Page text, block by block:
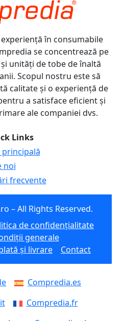
în consumabile
se concentrează pe
unități de tobe de înaltă
Scopul nostru este să
calitate și o experiență de
a satisface eficient și
ale companiei dvs.
Links
principală
noi
frecvente
– All Rights Reserved.
de confidențialitate
generale
și livrare
Contact
Compredia.es
Compredia.fr